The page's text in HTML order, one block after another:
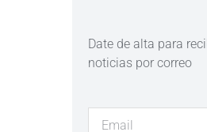
Date de alta para
noticias por correo